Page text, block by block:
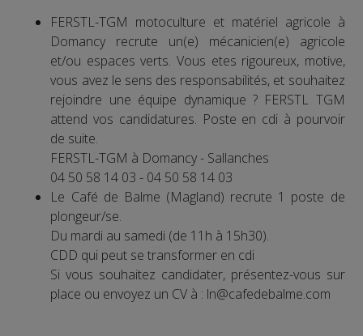
FERSTL-TGM motoculture et matériel agricole à
Domancy recrute un(e) mécanicien(e) agricole
et/ou espaces verts. Vous etes rigoureux, motive,
vous avez le sens des responsabilités, et souhaitez
rejoindre une équipe dynamique ? FERSTL TGM
attend vos candidatures. Poste en cdi à pourvoir
de suite.
FERSTL-TGM à Domancy - Sallanches
04 50 58 14 03 - 04 50 58 14 03
Le Café de Balme (Magland) recrute 1 poste de
plongeur/se.
Du mardi au samedi (de 11h à 15h30).
CDD qui peut se transformer en cdi
Si vous souhaitez candidater, présentez-vous sur
place ou envoyez un CV à : ln@cafedebalme.com